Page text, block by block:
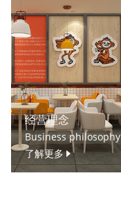
经营理念
Business philosophy
了解更多